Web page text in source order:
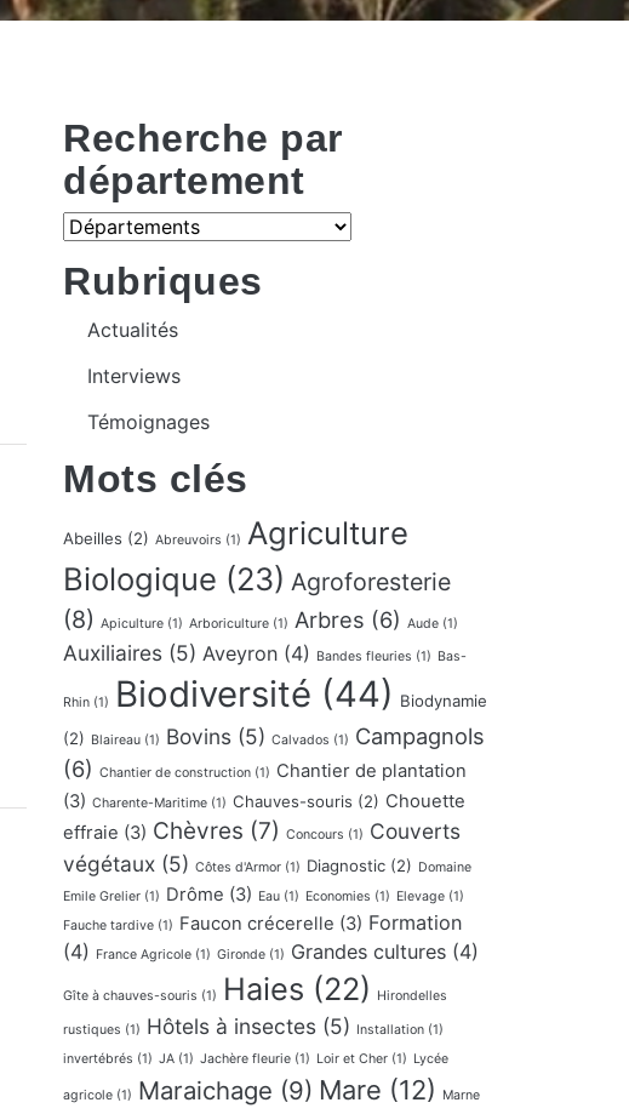
Recherche par
département
Rubriques
Actualités
Interviews
Témoignages
Mots clés
Abeilles (2) Abreuvoirs (1) Agriculture
Biologique (23) Agroforesterie
(8) Apiculture (1) Arboriculture (1) Arbres (6) Aude (1)
Auxiliaires (5) Aveyron (4) Bandes fleuries (1) Bas-
Rhin (1) Biodiversité (44) Biodynamie
(2) Blaireau (1) Bovins (5) Calvados (1) Campagnols
(6) Chantier de construction (1) Chantier de plantation
(3) Charente-Maritime (1) Chauves-souris (2) Chouette
effraie (3) Chèvres (7) Concours (1) Couverts
végétaux (5) Côtes d'Armor (1) Diagnostic (2) Domaine
Emile Grelier (1) Drôme (3) Eau (1) Economies (1) Elevage (1)
Fauche tardive (1) Faucon crécerelle (3) Formation
(4)
France Agricole (1) Gironde (1) Grandes cultures (4)
Gîte à chauves-souris (1) Haies (22) Hirondelles
rustiques (1) Hôtels à insectes (5) Installation (1)
invertébrés (1) JA (1) Jachère fleurie (1) Loir et Cher (1) Lycée
agricole (1) Maraichage (9) Mare (12)
Marne